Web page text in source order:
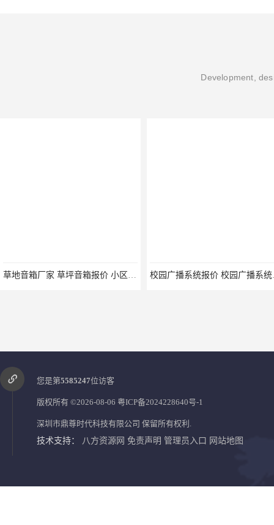
Development,
草地音箱厂家 草坪音箱报价 小区草坪音响生产厂家 幼儿园卡通音箱报价 校园广
紧急求助对讲终端机 一键求助呼叫报警器IP分机生产厂家
您是第5585247位访客
版权所有 ©2026-08-06 粤ICP备2024228640号-1
深圳市鼎尊时代科技有限公司 保留所有权利.
技术支持： 八方资源网 免责声明 管理员入口 网站地图